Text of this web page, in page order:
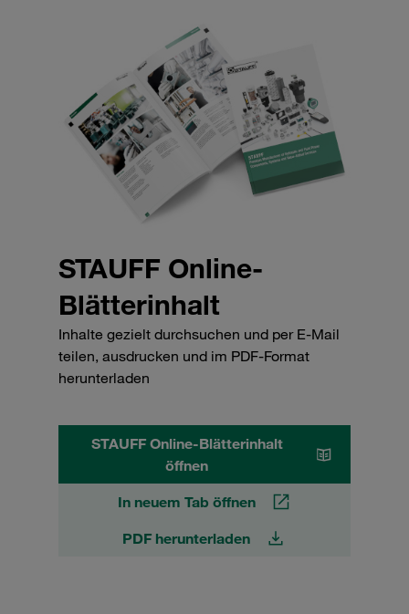
STAUFF Online-
Blätterinhalt
Inhalte gezielt durchsuchen und per E-Mail
teilen, ausdrucken und im PDF-Format
herunterladen
STAUFF Online-Blätterinhalt
öffnen
In neuem Tab öffnen
PDF herunterladen